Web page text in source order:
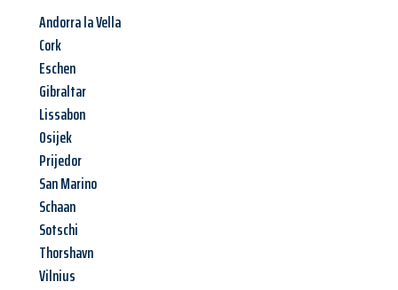
Andorra la Vella
Cork
Eschen
Gibraltar
Lissabon
Osijek
Prijedor
San Marino
Schaan
Sotschi
Thorshavn
Vilnius